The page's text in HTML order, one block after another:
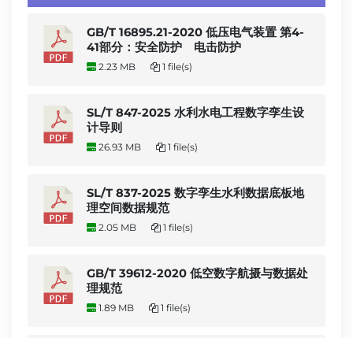
GB/T 16895.21-2020 低压电气装置 第4-
41部分：安全防护 电击防护
2.23 MB 1 file(s)
SL/T 847-2025 水利水电工程数字孪生设
计导则
26.93 MB 1 file(s)
SL/T 837-2025 数字孪生水利数据底板地
理空间数据规范
2.05 MB 1 file(s)
GB/T 39612-2020 低空数字航摄与数据处
理规范
1.89 MB 1 file(s)